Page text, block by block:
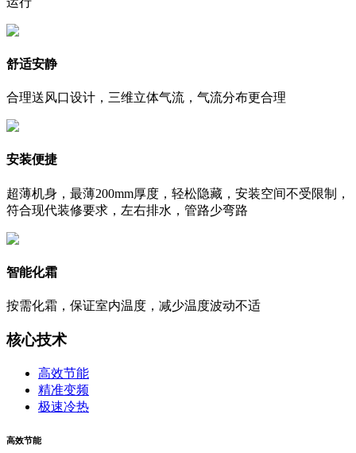
舒适安静
合理送风口设计，三维立体气流，气流分布更合理
安装便捷
超薄机身，最薄200mm厚度，轻松隐藏，安装空间不受限制，
符合现代装修要求，左右排水，管路少弯路
智能化霜
按需化霜，保证室内温度，减少温度波动不适
核心技术
高效节能
精准变频
极速冷热
高效节能